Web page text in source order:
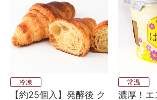
冷凍
【約25個入】発酵後 ク
常温
濃厚！エ